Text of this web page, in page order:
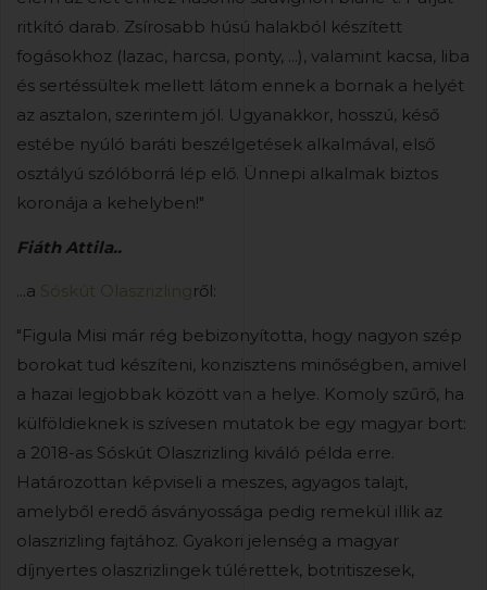
ritkító darab. Zsírosabb húsú halakból készített
fogásokhoz (lazac, harcsa, ponty, ...), valamint kacsa, liba
és sertéssültek mellett látom ennek a bornak a helyét
az asztalon, szerintem jól. Ugyanakkor, hosszú, késő
estébe nyúló baráti beszélgetések alkalmával, első
osztályú szólóborrá lép elő. Ünnepi alkalmak biztos
koronája a kehelyben!"
Fiáth Attila..
...a Sóskút Olaszrizlingről:
"Figula Misi már rég bebizonyította, hogy nagyon szép
borokat tud készíteni, konzisztens minőségben, amivel
a hazai legjobbak között van a helye. Komoly szűrő, ha
külföldieknek is szívesen mutatok be egy magyar bort:
a 2018-as Sóskút Olaszrizling kiváló példa erre.
Határozottan képviseli a meszes, agyagos talajt,
amelyből eredő ásványossága pedig remekül illik az
olaszrizling fajtához. Gyakori jelenség a magyar
díjnyertes olaszrizlingek túlérettek, botritiszesek,